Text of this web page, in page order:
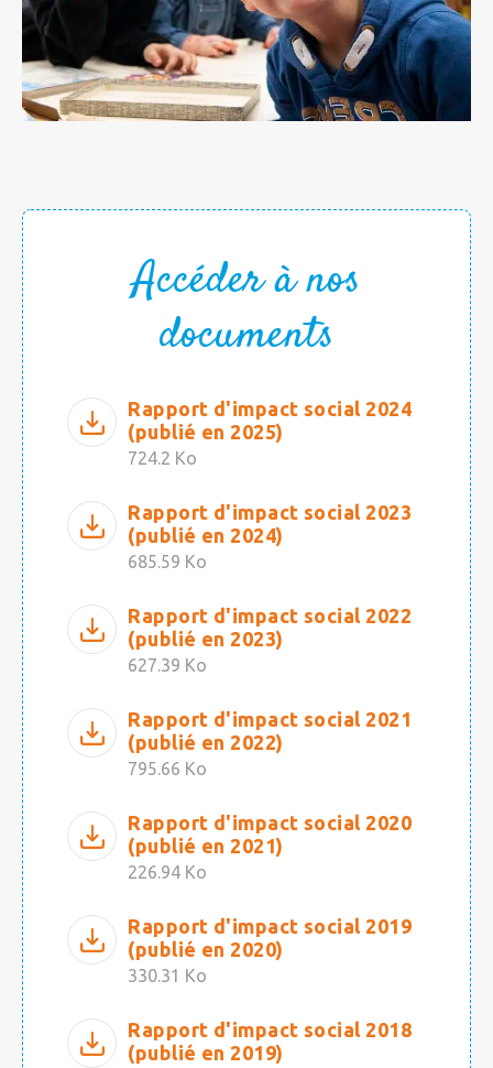
Accéder à nos
documents
Rapport d'impact social 2024
(publié en 2025)
724.2 Ko
Rapport d'impact social 2023
(publié en 2024)
685.59 Ko
Rapport d'impact social 2022
(publié en 2023)
627.39 Ko
Rapport d'impact social 2021
(publié en 2022)
795.66 Ko
Rapport d'impact social 2020
(publié en 2021)
226.94 Ko
Rapport d'impact social 2019
(publié en 2020)
330.31 Ko
Rapport d'impact social 2018
(publié en 2019)